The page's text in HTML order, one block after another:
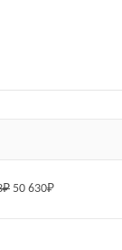
₽ 50 630₽